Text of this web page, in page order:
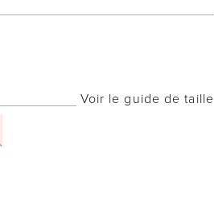
Voir le guide de taille